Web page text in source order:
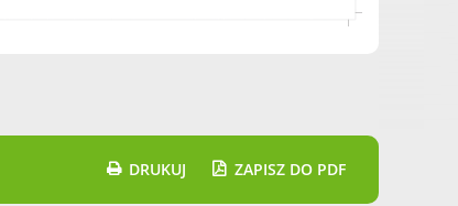
DRUKUJ ZAPISZ DO PDF